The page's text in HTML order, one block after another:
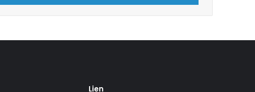
Lien